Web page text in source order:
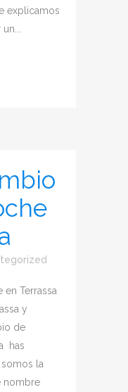
explicamos
Terrassa
y
de
has
somos la
nombre